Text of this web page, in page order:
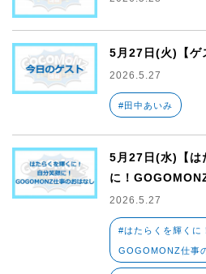
5月27日(火)【ゲ
2026.5.27
#田中あいみ
5月27日(水)【は
に！
2026.5.27
#はたらくを輝くに
GOGOMONZ仕事